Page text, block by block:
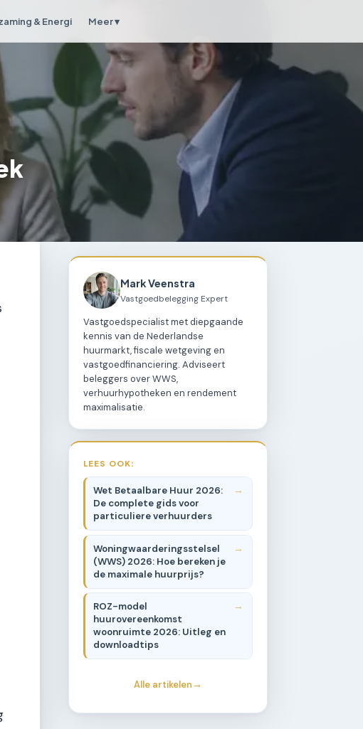
& Energi Meer ▾
Mark Veenstra
Vastgoedbelegging Expert
Vastgoedspecialist met diepgaande
kennis van de Nederlandse
huurmarkt, fiscale wetgeving en
vastgoedfinanciering. Adviseert
beleggers over WWS,
verhuurhypotheken en rendement
maximalisatie.
LEES OOK:
Wet Betaalbare Huur 2026:
De complete gids voor
particuliere verhuurders
Woningwaarderingsstelsel
(WWS) 2026: Hoe bereken je
de maximale huurprijs?
ROZ-model
huurovereenkomst
woonruimte 2026: Uitleg en
downloadtips
Alle artikelen